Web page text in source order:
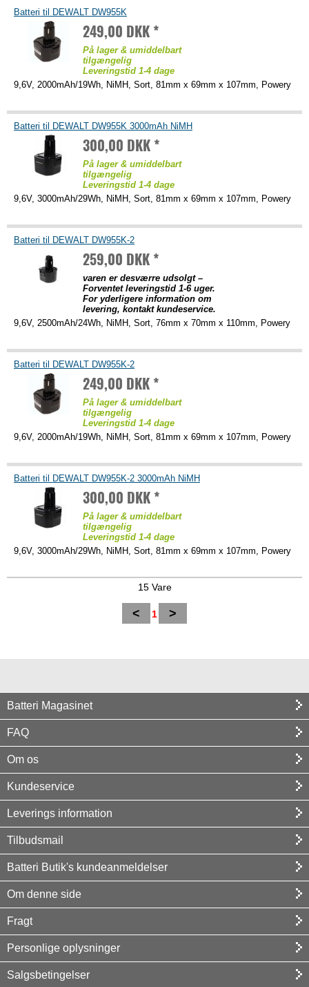
Batteri til DEWALT DW955K
249,00 DKK *
På lager & umiddelbart
tilgængelig
Leveringstid 1-4 dage
9,6V, 2000mAh/19Wh, NiMH, Sort, 81mm x 69mm x 107mm, Powery
Batteri til DEWALT DW955K 3000mAh NiMH
300,00 DKK *
På lager & umiddelbart
tilgængelig
Leveringstid 1-4 dage
9,6V, 3000mAh/29Wh, NiMH, Sort, 81mm x 69mm x 107mm, Powery
Batteri til DEWALT DW955K-2
259,00 DKK *
varen er desværre udsolgt –
Forventet leveringstid 1-6 uger.
For yderligere information om
levering, kontakt kundeservice.
9,6V, 2500mAh/24Wh, NiMH, Sort, 76mm x 70mm x 110mm, Powery
Batteri til DEWALT DW955K-2
249,00 DKK *
På lager & umiddelbart
tilgængelig
Leveringstid 1-4 dage
9,6V, 2000mAh/19Wh, NiMH, Sort, 81mm x 69mm x 107mm, Powery
Batteri til DEWALT DW955K-2 3000mAh NiMH
300,00 DKK *
På lager & umiddelbart
tilgængelig
Leveringstid 1-4 dage
9,6V, 3000mAh/29Wh, NiMH, Sort, 81mm x 69mm x 107mm, Powery
15 Vare
< 1 >
Batteri Magasinet
FAQ
Om os
Kundeservice
Leverings information
Tilbudsmail
Batteri Butik's kundeanmeldelser
Om denne side
Fragt
Personlige oplysninger
Salgsbetingelser